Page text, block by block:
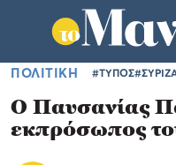
ΠΟΛΙΤΙΚΗ #ΤΥΠΟΣ
Ο Παυσανίας
εκπρόσωπος